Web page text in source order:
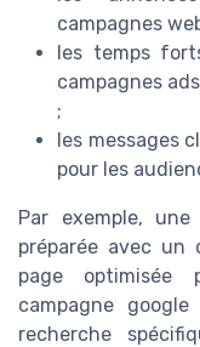
campagnes
les temps
campagnes
;
les messages
pour les
Par exemple,
préparée avec
page optimisée
campagne
recherche